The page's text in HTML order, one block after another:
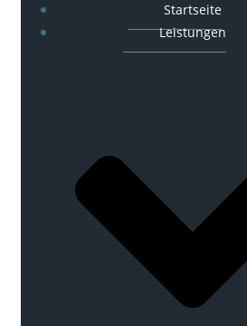
Startseite
Leistungen